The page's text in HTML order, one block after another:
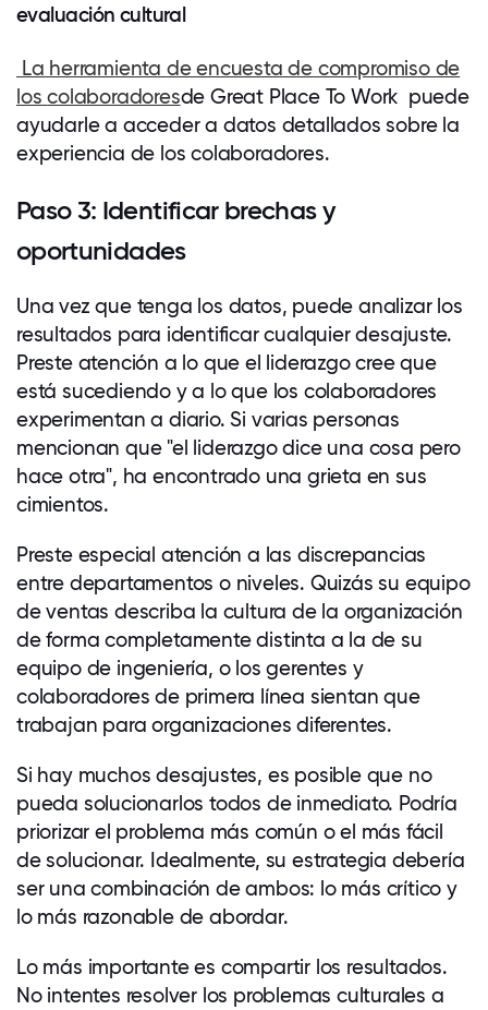
evaluación cultural
La herramienta de encuesta de compromiso de
loscolaboradoresde Great Place To Work puede
ayudarle a acceder a datos detallados sobre la
experiencia de loscolaboradores.
Paso 3: Identificar brechas y
oportunidades
Una vez que tenga los datos, puede analizar los
resultados para identificar cualquier desajuste.
Preste atención a lo que el liderazgo cree que
está sucediendo y a lo que los colaboradores
experimentan a diario. Si varias personas
mencionan que "el liderazgo dice una cosa pero
hace otra", ha encontrado una grieta en sus
cimientos.
Preste especial atención a las discrepancias
entre departamentos o niveles. Quizás su equipo
de ventas describa la cultura de la organización
de forma completamente distinta a la de su
equipo de ingeniería, o los gerentes y
colaboradores de primera línea sientan que
trabajan para organizaciones diferentes.
Si hay muchos desajustes, es posible que no
pueda solucionarlos todos de inmediato. Podría
priorizar el problema más común o el más fácil
de solucionar. Idealmente, su estrategia debería
ser una combinación de ambos: lo más crítico y
lo más razonable de abordar.
Lo más importante es compartir los resultados.
No intentes resolver los problemas culturales a